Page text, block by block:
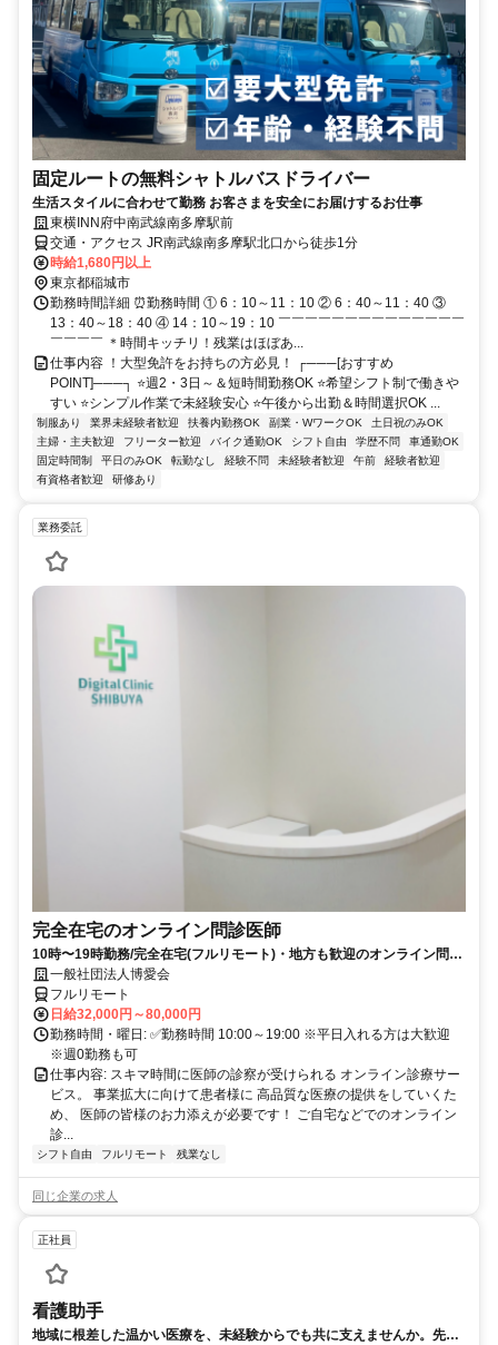
固定ルートの無料シャトルバスドライバー
生活スタイルに合わせて勤務 お客さまを安全にお届けするお仕事
東横INN府中南武線南多摩駅前
交通・アクセス JR南武線南多摩駅北口から徒歩1分
時給1,680円以上
東京都稲城市
勤務時間詳細 ⏰勤務時間 ① 6：10～11：10 ② 6：40～11：40 ③
13：40～18：40 ④ 14：10～19：10 ￣￣￣￣￣￣￣￣￣￣￣￣￣￣
￣￣￣￣ ＊時間キッチリ！残業はほぼあ...
仕事内容 ！大型免許をお持ちの方必見！ ┌───[おすすめ
POINT]───┐ ⭐週2・3日～＆短時間勤務OK ⭐希望シフト制で働きや
すい ⭐シンプル作業で未経験安心 ⭐午後から出勤＆時間選択OK ...
制服あり 業界未経験者歓迎 扶養内勤務OK 副業・WワークOK
土日祝のみOK
主婦・主夫歓迎
フリーター歓迎 バイク通勤OK シフト自由 学歴不問
車通勤OK
固定時間制
平日のみOK 転勤なし 経験不問 未経験者歓迎 午前
経験者歓迎
有資格者歓迎
研修あり
業務委託
完全在宅のオンライン問診医師
10時〜19時勤務/完全在宅(フルリモート)・地方も歓迎のオンライン問診
業務一般社団法人博愛会
フルリモート
日給32,000円～80,000円
勤務時間・曜日: ✅勤務時間 10:00～19:00 ※平日入れる方は大歓迎
※週0勤務も可
仕事内容: スキマ時間に医師の診察が受けられる オンライン診療サー
ビス。 事業拡大に向けて患者様に 高品質な医療の提供をしていくた
め、 医師の皆様のお力添えが必要です！ ご自宅などでのオンライン
診...
シフト自由 フルリモート 残業なし
同じ企業の求人
正社員
看護助手
地域に根差した温かい医療を、未経験からでも共に支えませんか。先輩